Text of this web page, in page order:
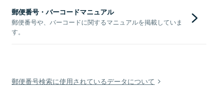
郵便番号・バーコードマニュアル
郵便番号や、バーコードに関するマニュアルを掲載していま
す。
郵便番号検索に使用されているデータについて